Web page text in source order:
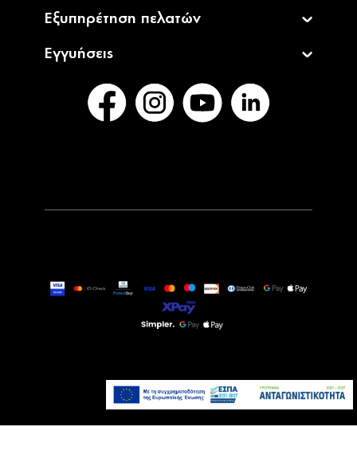
Προσθήκη στο καλάθι
Εξυπηρέτηση πελατών
Εγγυήσεις